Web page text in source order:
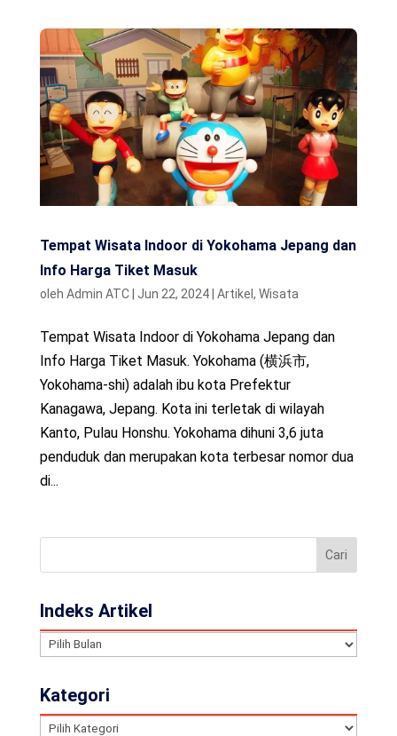
Tempat Wisata Indoor di Yokohama Jepang dan
Info Harga Tiket Masuk
oleh Admin ATC| Jun 22, 2024| Artikel , Wisata
Tempat Wisata Indoor di Yokohama Jepang dan
Info Harga Tiket Masuk. Yokohama (横浜市,
Yokohama-shi) adalah ibu kota Prefektur
Kanagawa, Jepang. Kota ini terletak di wilayah
Kanto, Pulau Honshu. Yokohama dihuni 3,6 juta
penduduk dan merupakan kota terbesar nomor dua
di...
Indeks Artikel
Indeks
Kategori
Kategori